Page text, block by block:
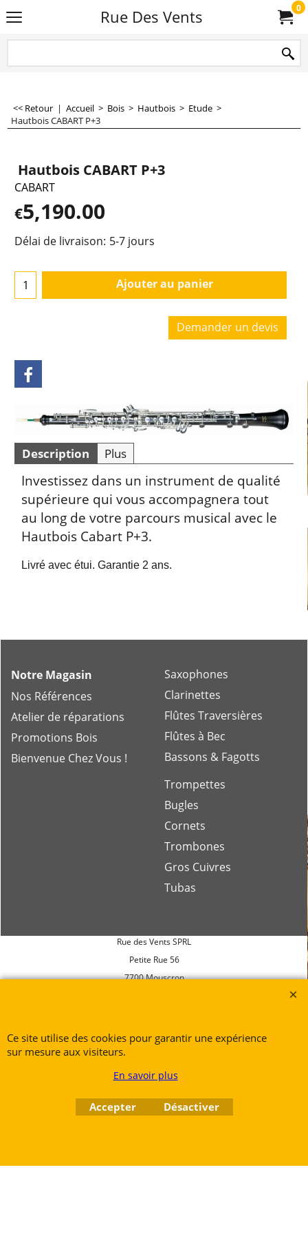
Rue Des Vents 0
<< Retour | Accueil > Bois > Hautbois > Etude >
Hautbois CABART P+3
Hautbois CABART P+3
CABART
€5,190.00
Délai de livraison: 5-7 jours
Ajouter au panier
Demander un devis
Description Plus
Investissez dans un instrument de qualité
supérieure qui vous accompagnera tout
au long de votre parcours musical avec le
Hautbois Cabart P+3.
Livré avec étui. Garantie 2 ans.
Notre Magasin
Nos Références
Atelier de réparations
Promotions Bois
Bienvenue Chez Vous !
Saxophones
Clarinettes
Flûtes Traversières
Flûtes à Bec
Bassons & Fagotts
Trompettes
Bugles
Cornets
Trombones
Gros Cuivres
Tubas
Rue des Vents SPRL
Petite Rue 56
7700 Mouscron
Au capital de 10000€ - N°BE1007294916
Boutique en ligne créés
avec le logiciel
Ce site utilise des cookies pour garantir une expérience
sur mesure aux visiteurs.
En savoir plus
Accepter Désactiver